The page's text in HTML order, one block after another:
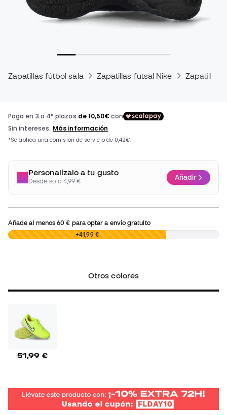
Zapatillas fútbol sala Zapatillas futsal Nike Zapatillas
Personalízalo a tu gusto
Desde solo 4,99 € Añadir
Añade al menos60 € para optar a envío gratuito
0,00 € +41,99 €
Otros colores
51,99 €